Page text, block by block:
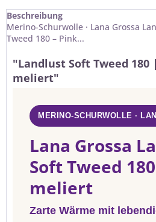
Beschreibung
Merino-Schurwolle · Lana Grossa
Tweed 180 – Pink...
"Landlust Soft Tweed 180
meliert"
MERINO-SCHURWOLLE ·
Lana Grossa
Soft Tweed
meliert
Zarte Wärme mit